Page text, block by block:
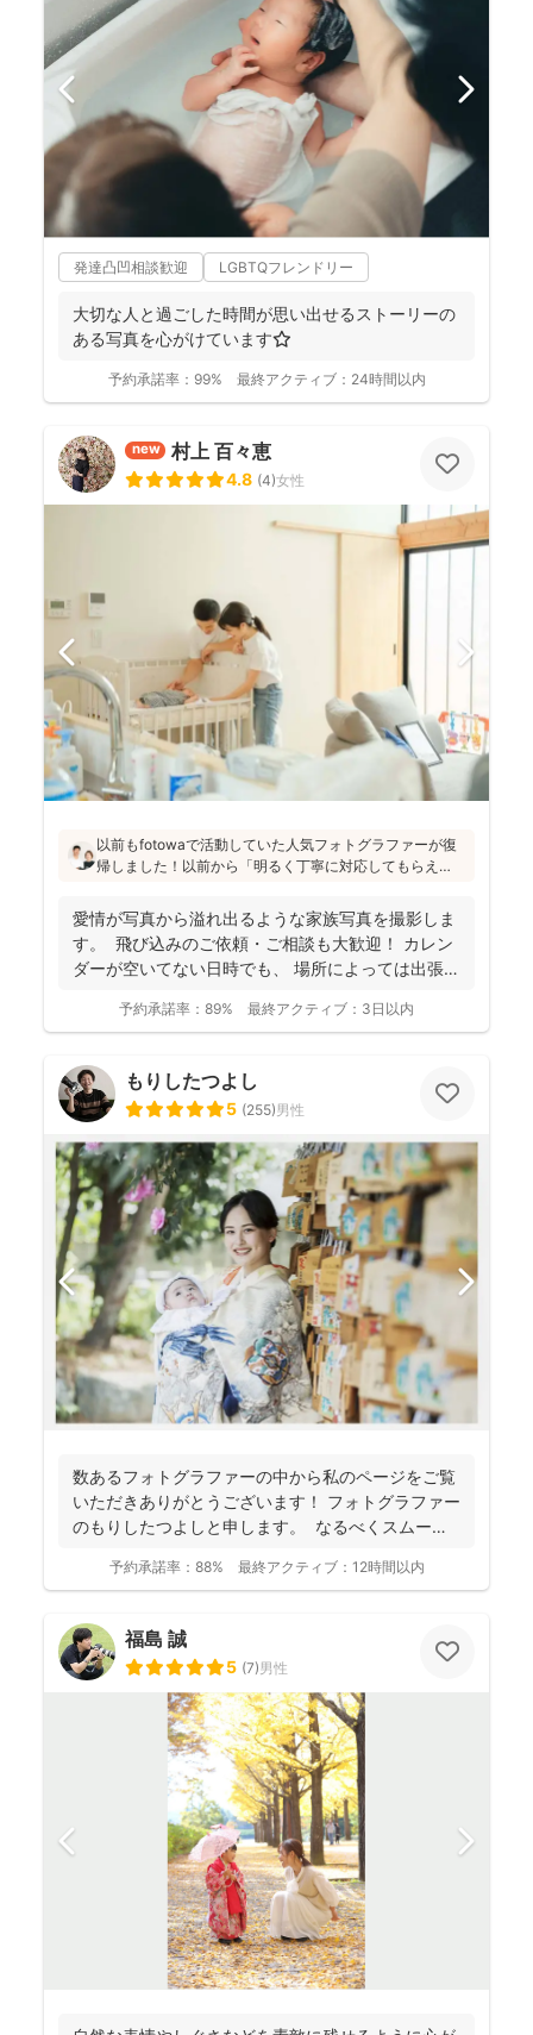
発達凸凹相談歓迎 LGBTQフレンドリー
大切な人と過ごした時間が思い出せるストーリーの
ある写真を心がけています⭐️
予約承諾率： 99% 最終アクティブ： 24時間以内
new 村上 百々恵
4.8 (4)女性
以前もfotowaで活動していた人気フォトグラファーが復
帰しました！以前から「明るく丁寧に対応してもらえ
と好評です♪特にニューボーンフォトは様々な研修を受講
し、クオリティ高いお写真をお届けされています(^^)
愛情が写真から溢れ出るような家族写真を撮影しま
す。 飛び込みのご依頼・ご相談も大歓迎！ カレン
ダーが空いてない日時でも、 場所によっては出張で
予約承諾率： 89% 最終アクティブ： 3日以内
もりしたつよし
5 (255)男性
数あるフォトグラファーの中から私のページをご覧
いただきありがとうございます！ フォトグラファー
のもりしたつよしと申します。 なるべくスムーズ
予約承諾率： 88% 最終アクティブ： 12時間以内
福島 誠
5 (7)男性